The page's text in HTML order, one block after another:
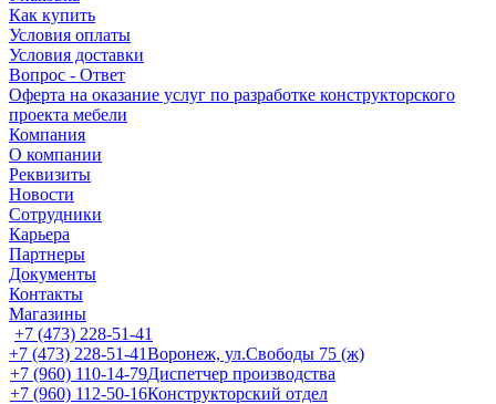
Как купить
Условия оплаты
Условия доставки
Вопрос - Ответ
Оферта на оказание услуг по разработке конструкторского
проекта мебели
Компания
О компании
Реквизиты
Новости
Сотрудники
Карьера
Партнеры
Документы
Контакты
Магазины
+7 (473) 228-51-41
+7 (473) 228-51-41Воронеж, ул.Свободы 75 (ж)
+7 (960) 110-14-79Диспетчер производства
+7 (960) 112-50-16Конструкторский отдел